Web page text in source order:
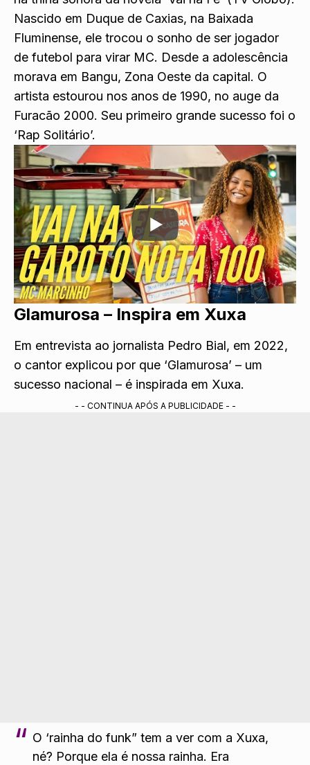
Nascido em Duque de Caxias, na Baixada
Fluminense, ele trocou o sonho de ser jogador
de futebol para virar MC. Desde a adolescência
morava em Bangu, Zona Oeste da capital. O
artista estourou nos anos de 1990, no auge da
Furacão 2000. Seu primeiro grande sucesso foi o
‘Rap Solitário’.
Glamurosa – Inspira em Xuxa
Em entrevista ao jornalista Pedro Bial, em 2022,
o cantor explicou por que ‘Glamurosa’ – um
sucesso nacional – é inspirada em Xuxa.
- - CONTINUA APÓS A PUBLICIDADE - -
O ‘rainha do funk” tem a ver com a Xuxa,
né? Porque ela é nossa rainha. Era